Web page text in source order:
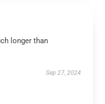
longer than
Sep 27, 2024